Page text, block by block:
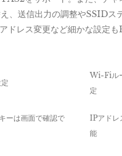
、送信出力の調整やSSIDス
ドレス変更など細かな設定
Wi-Fiル
定
ーは画面で確認で
IPアドレ
能